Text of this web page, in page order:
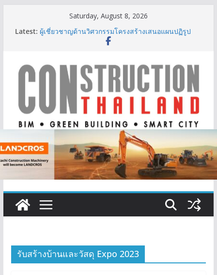
Saturday, August 8, 2026
Latest: ผู้เชี่ยวชาญด้านวิศวกรรมโครงสร้างเสนอแผนปฏิรูป
มาตรฐานตั้งแต่การออกแบบถึงการตรวจสอบอาคารไทย
เติบโต 377% ชี้ดีมานด์ภูเก็ตยังแกร่ง
BCT Expo 2026 ชูแนวคิด “Empowering Net Zero in
Construction & Mining” ขับเคลื่อนอุตสาหกรรม
ก่อสร้างและเหมืองแร่สู่สังคมคาร์บอนต่ำอย่างยั่งยืน
ลลิล พร็อพเพอร์ตี้ ก้าวสู่ปีที่ 40 ยึดลูกค้าเป็นศูนย์กลาง
IHG Hotels & Resorts เปิดตัว ฮอลิเดย์ อินน์ เอ็กซ์เพรส
อ่าวนางแห่งแรกในกระบี่
รับสร้างบ้านและวัสดุ Expo 2023